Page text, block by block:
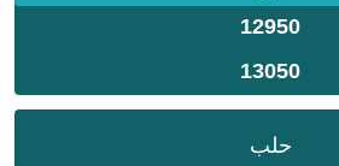
12950
13050
حلب